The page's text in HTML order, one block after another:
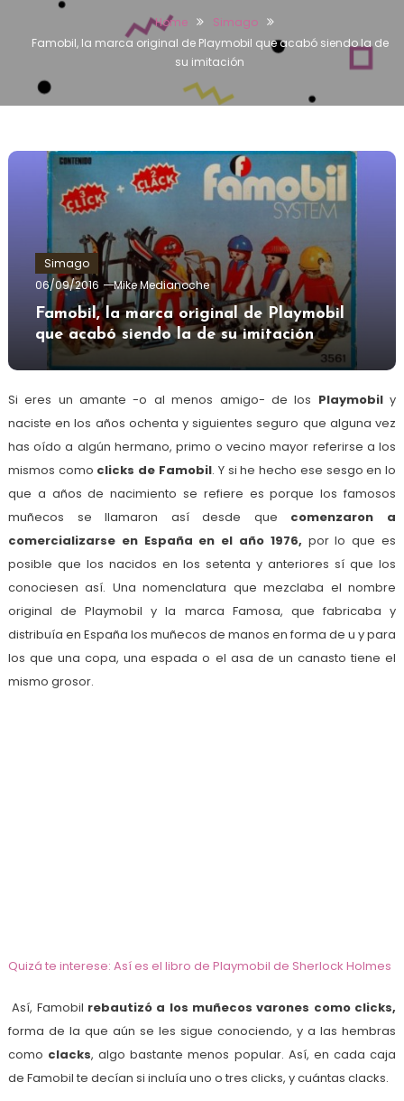
Home
Simago
Famobil, la marca original de Playmobil que acabó siendo la de
su imitación
Simago
06/09/2016
Mike Medianoche
Famobil, la marca original de Playmobil
que acabó siendo la de su imitación
Si eres un amante -o al menos amigo- de los Playmobily
naciste en los años ochenta y siguientes seguro que alguna vez
has oído a algún hermano, primo o vecino mayor referirse a los
mismos como clicks de Famobil. Y si he hecho ese sesgo en lo
que a años de nacimiento se refiere es porque los famosos
muñecos se llamaron así desde que comenzaron a
comercializarse en España en el año 1976, por lo que es
posible que los nacidos en los setenta y anteriores sí que los
conociesen así. Una nomenclatura que mezclaba el nombre
original de Playmobil y la marca Famosa, que fabricaba y
distribuía en España los muñecos de manos en forma de u y para
los que una copa, una espada o el asa de un canasto tiene el
mismo grosor.
Quizá te interese: Así es el libro de Playmobil de Sherlock Holmes
Así, Famobil rebautizó a los muñecos varones como clicks,
forma de la que aún se les sigue conociendo, y a las hembras
como clacks, algo bastante menos popular. Así, en cada caja
de Famobil te decían si incluía uno o tres clicks, y cuántas clacks.